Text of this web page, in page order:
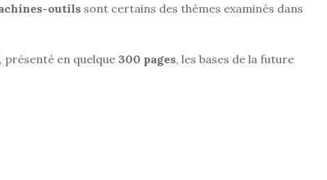
outils sont certains des thèmes examinés dans
présenté en quelque 300 pages, les bases de la future